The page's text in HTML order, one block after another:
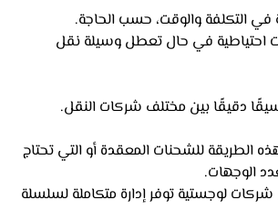
في التكلفة والوقت، حسب الحاجة.
احتياطية في حال تعطل وسيلة نقل
دقيقًا بين مختلف شركات النقل.
الطريقة للشحنات المعقدة أو التي تحتاج
الوجهات.
لوجستية توفر إدارة متكاملة لسلسلة